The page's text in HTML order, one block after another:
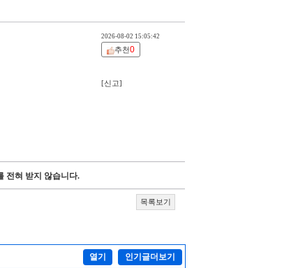
2026-08-02 15:05:42
추천0
[신고]
전혀 받지 않습니다.
목록보기
열기 인기글더보기